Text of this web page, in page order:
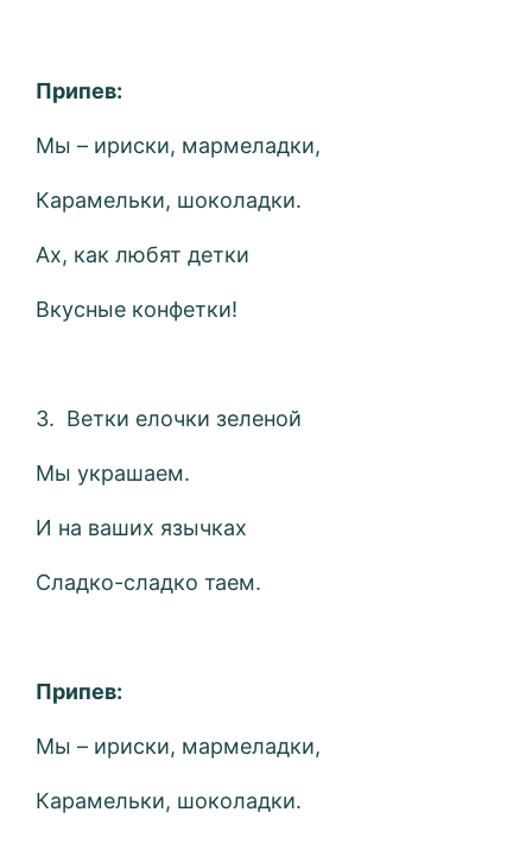
Припев:
Мы – ириски, мармеладки,
Карамельки, шоколадки.
Ах, как любят детки
Вкусные конфетки!
3. Ветки елочки зеленой
Мы украшаем.
И на ваших язычках
Сладко-сладко таем.
Припев:
Мы – ириски, мармеладки,
Карамельки, шоколадки.